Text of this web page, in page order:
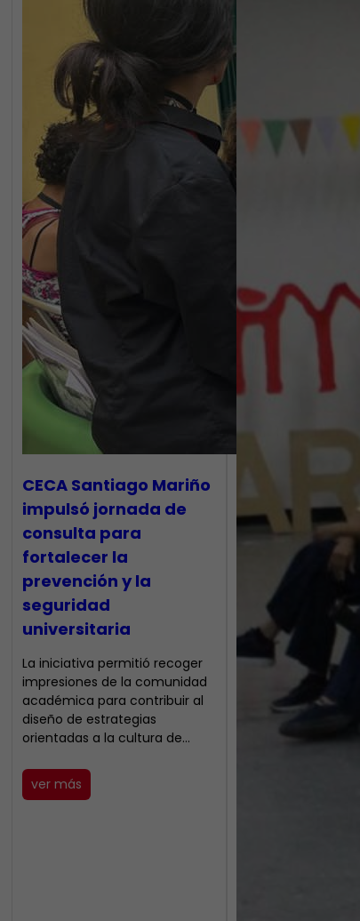
CECA Santiago Mariño
impulsó jornada de
consulta para
fortalecer la
prevención y la
seguridad
universitaria
La iniciativa permitió recoger
impresiones de la comunidad
académica para contribuir al
diseño de estrategias
orientadas a la cultura de…
ver más